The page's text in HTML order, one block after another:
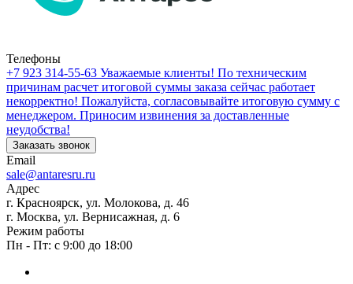
Телефоны
+7 923 314-55-63 Уважаемые клиенты! По техническим
причинам расчет итоговой суммы заказа сейчас работает
некорректно! Пожалуйста, согласовывайте итоговую сумму с
менеджером. Приносим извинения за доставленные
неудобства!
Заказать звонок
Email
sale@antaresru.ru
Адрес
г. Красноярск, ул. Молокова, д. 46
г. Москва, ул. Вернисажная, д. 6
Режим работы
Пн - Пт: с 9:00 до 18:00